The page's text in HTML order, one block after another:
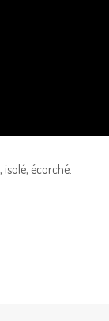
isolé, écorché.